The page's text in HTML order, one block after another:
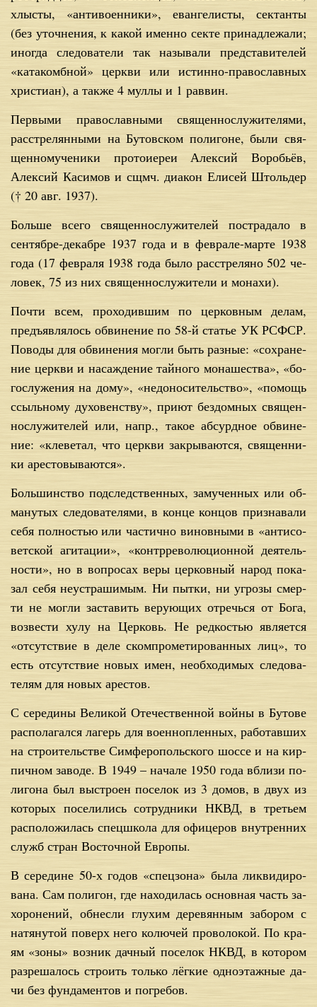
хлы­сты, «ан­ти­во­ен­ни­ки», еван­ге­ли­сты, сек­тан­ты
(без уточ­не­ния, к ка­кой имен­но сек­те при­над­ле­жа­ли;
ино­гда сле­до­ва­те­ли так на­зы­ва­ли пред­ста­ви­те­лей
«ка­та­комб­ной» церк­ви или ис­тин­но-пра­во­слав­ных
хри­сти­ан), а так­же 4 мул­лы и 1 рав­вин.
Пер­вы­ми пра­во­слав­ны­ми свя­щен­но­слу­жи­те­ля­ми,
рас­стре­лян­ны­ми на Бу­тов­ском по­ли­гоне, бы­ли свя­
щен­но­му­че­ни­ки про­то­и­е­реи Алек­сий Во­ро­бьёв,
Алек­сий Ка­си­мов и сщ­мч. диа­кон Ели­сей Штоль­дер
(† 20 авг. 1937).
Боль­ше все­го свя­щен­но­слу­жи­те­лей по­стра­да­ло в
сен­тяб­ре-де­каб­ре 1937 го­да и в фев­ра­ле-мар­те 1938
го­да (17 фев­ра­ля 1938 го­да бы­ло рас­стре­ля­но 502 че­
ло­век, 75 из них свя­щен­но­слу­жи­те­ли и мо­на­хи).
По­чти всем, про­хо­див­шим по цер­ков­ным де­лам,
предъ­яв­ля­лось об­ви­не­ние по 58-й ста­тье УК РСФСР.
По­во­ды для об­ви­не­ния мог­ли быть раз­ные: «со­хра­не­
ние церк­ви и на­саж­де­ние тай­но­го мо­на­ше­ства», «бо­
го­слу­же­ния на до­му», «недо­но­си­тель­ство», «по­мощь
ссыль­но­му ду­хо­вен­ству», при­ют без­дом­ных свя­щен­
но­слу­жи­те­лей или, напр., та­кое аб­сурд­ное об­ви­не­
ние: «кле­ве­тал, что церк­ви за­кры­ва­ют­ся, свя­щен­ни­
ки аре­сто­вы­ва­ют­ся».
Боль­шин­ство под­след­ствен­ных, за­му­чен­ных или об­
ма­ну­тых сле­до­ва­те­ля­ми, в кон­це кон­цов при­зна­ва­ли
се­бя пол­но­стью или ча­стич­но ви­нов­ны­ми в «ан­ти­со­
вет­ской аги­та­ции», «контр­ре­во­лю­ци­он­ной де­я­тель­
но­сти», но в во­про­сах ве­ры цер­ков­ный на­род по­ка­
зал се­бя неустра­ши­мым. Ни пыт­ки, ни угро­зы смер­
ти не мог­ли за­ста­вить ве­ру­ю­щих от­речь­ся от Бо­га,
воз­ве­сти ху­лу на Цер­ковь. Не ред­ко­стью яв­ля­ет­ся
«от­сут­ствие в де­ле ском­про­ме­ти­ро­ван­ных лиц», то
есть от­сут­ствие но­вых имен, необ­хо­ди­мых сле­до­ва­
те­лям для но­вых аре­стов.
С се­ре­ди­ны Ве­ли­кой Оте­че­ствен­ной вой­ны в Бу­то­ве
рас­по­ла­гал­ся ла­герь для во­ен­но­плен­ных, ра­бо­тав­ших
на стро­и­тель­стве Сим­фе­ро­поль­ско­го шос­се и на кир­
пич­ном за­во­де. В 1949 – на­ча­ле 1950 го­да вбли­зи по­
ли­го­на был вы­стро­ен по­се­лок из 3 до­мов, в двух из
ко­то­рых по­се­ли­лись со­труд­ни­ки НКВД, в тре­тьем
рас­по­ло­жи­лась спец­шко­ла для офи­це­ров внут­рен­них
служб стран Во­сточ­ной Ев­ро­пы.
В се­ре­дине 50-х го­дов «спец­зо­на» бы­ла лик­ви­ди­ро­
ва­на. Сам по­ли­гон, где на­хо­ди­лась ос­нов­ная часть за­
хо­ро­не­ний, об­нес­ли глу­хим де­ре­вян­ным за­бо­ром с
на­тя­ну­той по­верх него ко­лю­чей про­во­ло­кой. По кра­
ям «зо­ны» воз­ник дач­ный по­се­лок НКВД, в ко­то­ром
раз­ре­ша­лось стро­ить толь­ко лёг­кие од­но­этаж­ные да­
чи без фун­да­мен­тов и по­гре­бов.